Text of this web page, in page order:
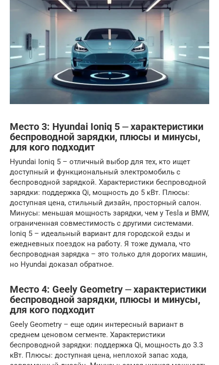
Место 3: Hyundai Ioniq 5 ⏤ характеристики
беспроводной зарядки, плюсы и минусы,
для кого подходит
Hyundai Ioniq 5 – отличный выбор для тех, кто ищет
доступный и функциональный электромобиль с
беспроводной зарядкой. Характеристики беспроводной
зарядки: поддержка Qi, мощность до 5 кВт. Плюсы:
доступная цена, стильный дизайн, просторный салон.
Минусы: меньшая мощность зарядки, чем у Tesla и BMW,
ограниченная совместимость с другими системами.
Ioniq 5 – идеальный вариант для городской езды и
ежедневных поездок на работу. Я тоже думала, что
беспроводная зарядка – это только для дорогих машин,
но Hyundai доказал обратное.
Место 4: Geely Geometry ⏤ характеристики
беспроводной зарядки, плюсы и минусы,
для кого подходит
Geely Geometry – еще один интересный вариант в
среднем ценовом сегменте. Характеристики
беспроводной зарядки: поддержка Qi, мощность до 3.3
кВт. Плюсы: доступная цена, неплохой запас хода,